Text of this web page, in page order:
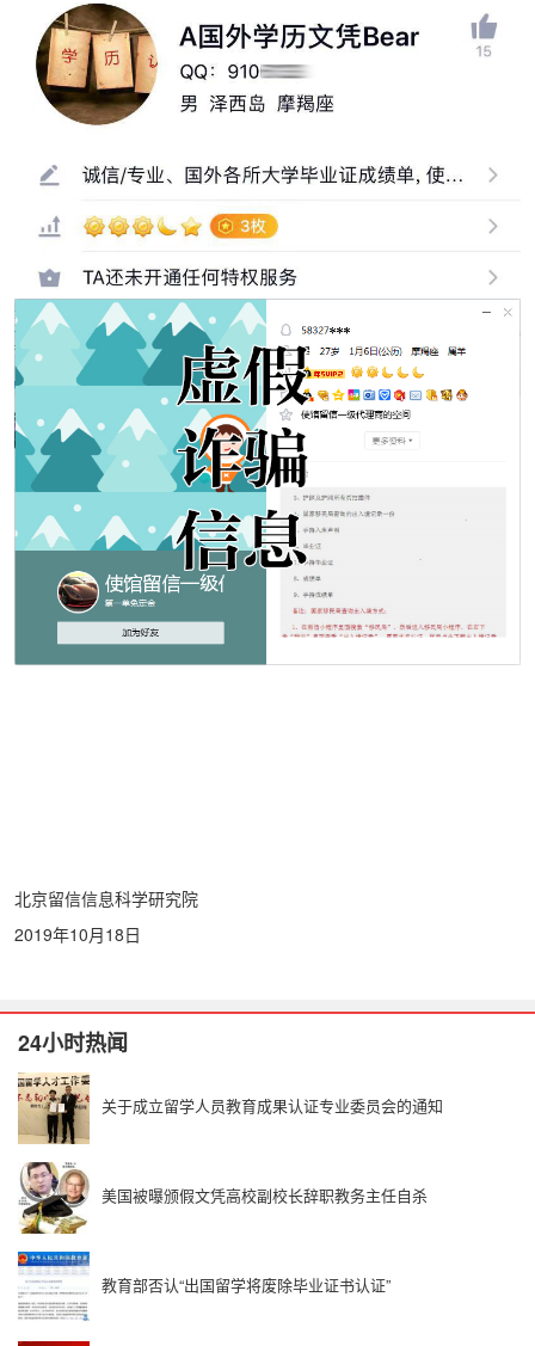
北京留信信息科学研究院
2019年10月18日
24小时热闻
关于成立留学人员教育成果认证专业委员会的通知
美国被曝颁假文凭高校副校长辞职教务主任自杀
教育部否认“出国留学将废除毕业证书认证”